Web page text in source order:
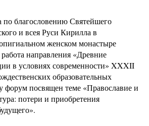
по благословению Святейшего
и всея Руси Кирилла в
женском монастыре
направления «Древние
в условиях современности» XXXII
образовательных
форум посвящен теме «Православие и
потери и приобретения